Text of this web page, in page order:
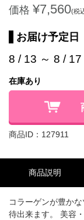
価格 ¥7,560(税
お届け予定日
8 / 13 ～ 8 / 17
在庫あり
商品ID：127911
商品説明
コラーゲンが豊か
待出来ます。 美容